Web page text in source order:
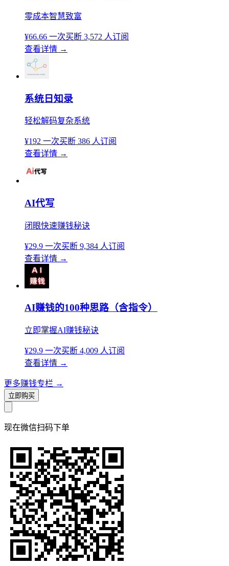
零成本智慧致富
¥66.66 一次买断 3,572 人订阅
查看详情 →
系统日知录
轻松解码复杂系统
¥192 一次买断 386 人订阅
查看详情 →
AI代写
闭眼快速赚钱秘诀
¥29.9 一次买断 9,384 人订阅
查看详情 →
AI赚钱的100种思路（含指令）
立即掌握AI赚钱秘诀
¥29.9 一次买断 4,009 人订阅
查看详情 →
更多赚钱专栏 →
立即购买
现在微信扫码下单